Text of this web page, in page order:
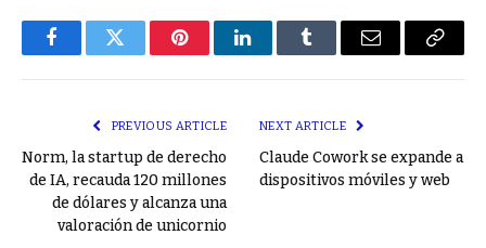
FacebookTwitter PinterestLinkedInTumblr Email
Copy
PREVIOUS ARTICLE
Norm, la startup de derecho
de IA, recauda 120 millones
de dólares y alcanza una
valoración de unicornio
NEXT ARTICLE
Claude Cowork se expande a
dispositivos móviles y web